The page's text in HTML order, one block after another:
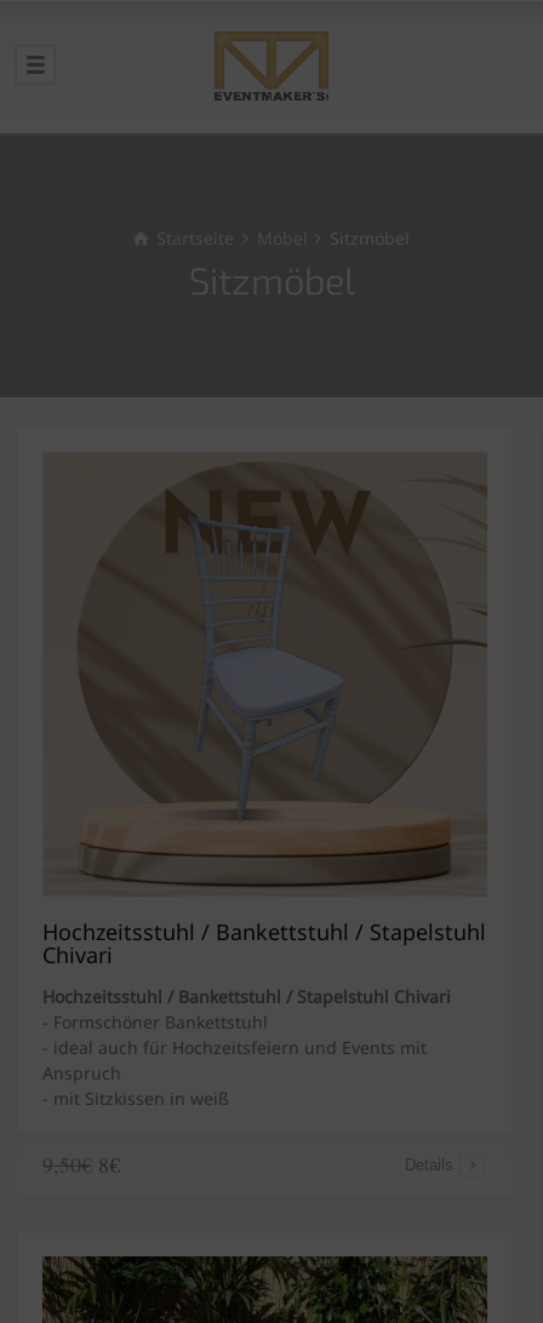
Startseite Möbel Sitzmöbel
Sitzmöbel
Hochzeitsstuhl / Bankettstuhl / Stapelstuhl
Chivari
Hochzeitsstuhl / Bankettstuhl / Stapelstuhl Chivari
- Formschöner Bankettstuhl
- ideal auch für Hochzeitsfeiern und Events mit
Anspruch
- mit Sitzkissen in weiß
9,50€ 8€ Details